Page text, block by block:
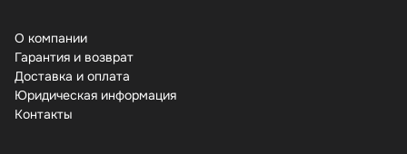
О компании
Гарантия и возврат
Доставка и оплата
Юридическая информация
Контакты